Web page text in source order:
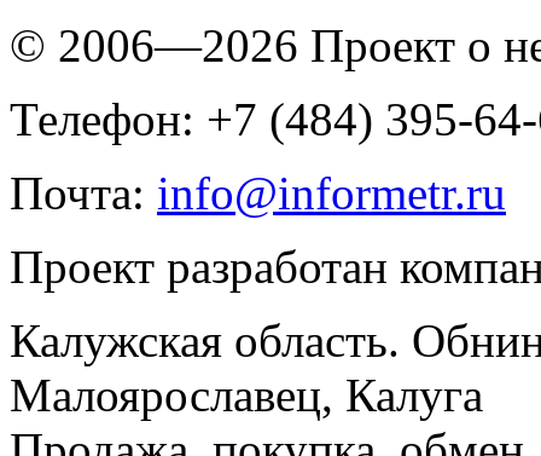
© 2006—2026 Проект о
Телефон: +7 (484) 395-
Почта: info@informetr.ru
Проект разработан
Калужская область.
Малоярославец, Калуга